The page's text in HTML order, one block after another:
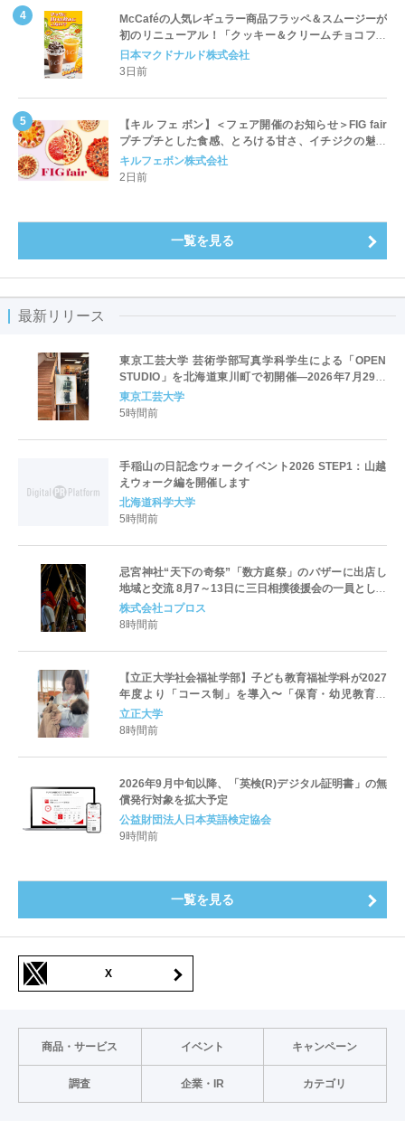
McCaféの人気レギュラー商品フラッペ＆スムージーが
初のリニューアル！「クッキー＆クリームチョコフラ
ッペ」「マンゴースムージー」8月5日（水）から販売
開始
日本マクドナルド株式会社
3日前
【キル フェ ボン】＜フェア開催のお知らせ＞FIG fair
プチプチとした食感、とろける甘さ、イチジクの魅力
をたっぷりと。新作を含め、イチジク尽くしの全4種が
登場8月20日（木）スタート
キルフェボン株式会社
2日前
一覧を見る
最新リリース
東京工芸大学 芸術学部写真学科学生による「OPEN
STUDIO」を北海道東川町で初開催―2026年7月29日
（水）から8月23日（日）―
東京工芸大学
5時間前
手稲山の日記念ウォークイベント2026 STEP1：山越
えウォーク編を開催します
北海道科学大学
5時間前
忌宮神社“天下の奇祭”「数方庭祭」のバザーに出店し
地域と交流 8月7～13日に三日相撲後援会の一員として
参加
株式会社コプロス
8時間前
【立正大学社会福祉学部】子ども教育福祉学科が2027
年度より「コース制」を導入〜「保育・幼児教育」
「初等教育」「子ども心理」の3コースを新設し、目指
すキャリアと学びを明確化〜
立正大学
8時間前
2026年9月中旬以降、「英検(R)デジタル証明書」の無
償発行対象を拡大予定
公益財団法人日本英語検定協会
9時間前
一覧を見る
X
商品・サービス イベント キャンペーン
調査 企業・IR カテゴリ